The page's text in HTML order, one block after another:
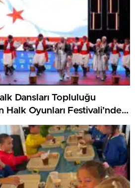
Dansları Topluluğu
Halk Oyunları Festivali’nde
Ediyor